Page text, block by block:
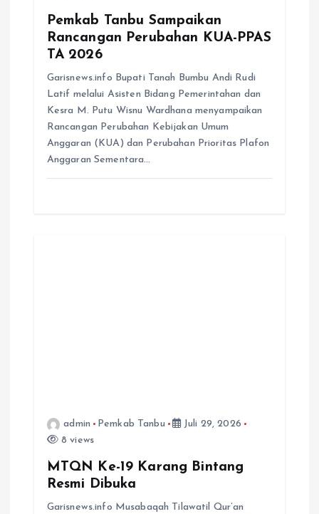
Pemkab Tanbu Sampaikan
Rancangan Perubahan KUA-PPAS
TA 2026
Garisnews.info Bupati Tanah Bumbu Andi Rudi
Latif melalui Asisten Bidang Pemerintahan dan
Kesra M. Putu Wisnu Wardhana menyampaikan
Rancangan Perubahan Kebijakan Umum
Anggaran (KUA) dan Perubahan Prioritas Plafon
Anggaran Sementara…
admin Pemkab Tanbu
Juli 29, 2026
8 views
MTQN Ke-19 Karang Bintang
Resmi Dibuka
Garisnews.info Musabaqah Tilawatil Qur’an